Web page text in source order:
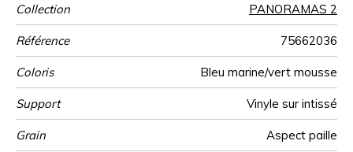
Collection PANORAMAS 2
Référence 75662036
Coloris Bleu marine/vert mousse
Support Vinyle sur intissé
Grain Aspect paille